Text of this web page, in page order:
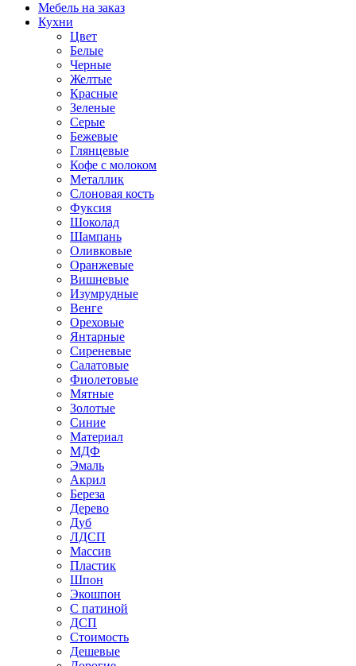
Мебель на заказ
Кухни
Цвет
Белые
Черные
Желтые
Красные
Зеленые
Серые
Бежевые
Глянцевые
Кофе с молоком
Металлик
Слоновая кость
Фуксия
Шоколад
Шампань
Оливковые
Оранжевые
Вишневые
Изумрудные
Венге
Ореховые
Янтарные
Сиреневые
Салатовые
Фиолетовые
Мятные
Золотые
Синие
Материал
МДФ
Эмаль
Акрил
Береза
Дерево
Дуб
ЛДСП
Массив
Пластик
Шпон
Экошпон
С патиной
ДСП
Стоимость
Дешевые